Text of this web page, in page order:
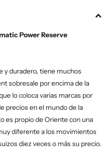
Power Reserve
y duradero, tiene muchos
sobresale por encima de la
lo coloca varias marcas por
precios en el mundo de la
es propio de Oriente con una
diferente a los movimientos
diez veces o más su precio.